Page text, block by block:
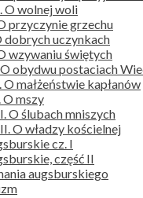
O wolnej woli
przyczynie grzechu
dobrych uczynkach
wzywaniu świętych
obydwu postaciach
małżeństwie kapłanów
O mszy
O ślubach mniszych
O władzy kościelnej
cz. I
część II
augsburskiego